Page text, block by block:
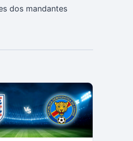
dos mandantes